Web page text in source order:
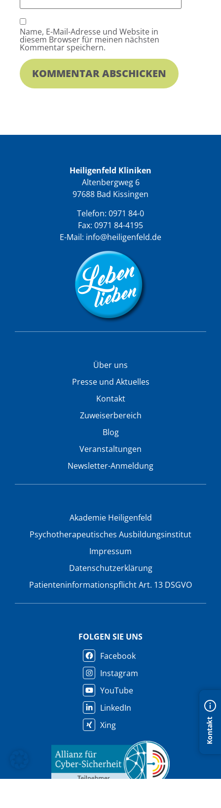
Kontakt
Name, E-Mail-Adresse und Website in
diesem Browser für meinen nächsten
Kommentar speichern.
Heiligenfeld Kliniken
Altenbergweg 6
97688 Bad Kissingen
Telefon: 0971 84-0
Fax: 0971 84-4195
E-Mail: info@heiligenfeld.de
Über uns
Presse und Aktuelles
Kontakt
Zuweiserbereich
Blog
Veranstaltungen
Newsletter-Anmeldung
Akademie Heiligenfeld
Psychotherapeutisches Ausbildungsinstitut
Impressum
Datenschutzerklärung
Patienteninformationspflicht Art. 13 DSGVO
FOLGEN SIE UNS
Facebook
Instagram
YouTube
LinkedIn
Xing